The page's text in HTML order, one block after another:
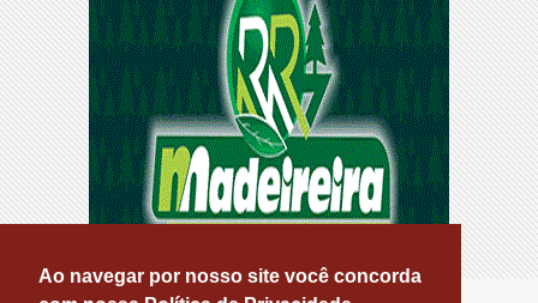
Ao navegar por nosso site você concorda